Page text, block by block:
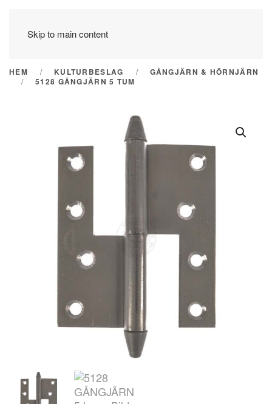
Skip to main content
HEM KULTURBESLAG
GÅNGJÄRN & HÖRNJÄRN
5128 GÅNGJÄRN 5 TUM